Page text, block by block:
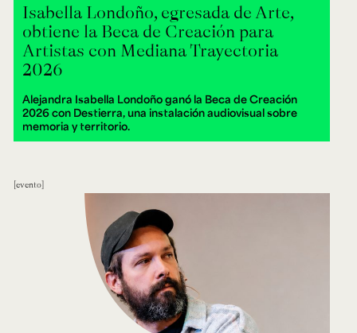
Isabella Londoño, egresada de Arte,
obtiene la Beca de Creación para
Artistas con Mediana Trayectoria
2026
Alejandra Isabella Londoño ganó la Beca de Creación
2026 con Destierra, una instalación audiovisual sobre
memoria y territorio.
evento